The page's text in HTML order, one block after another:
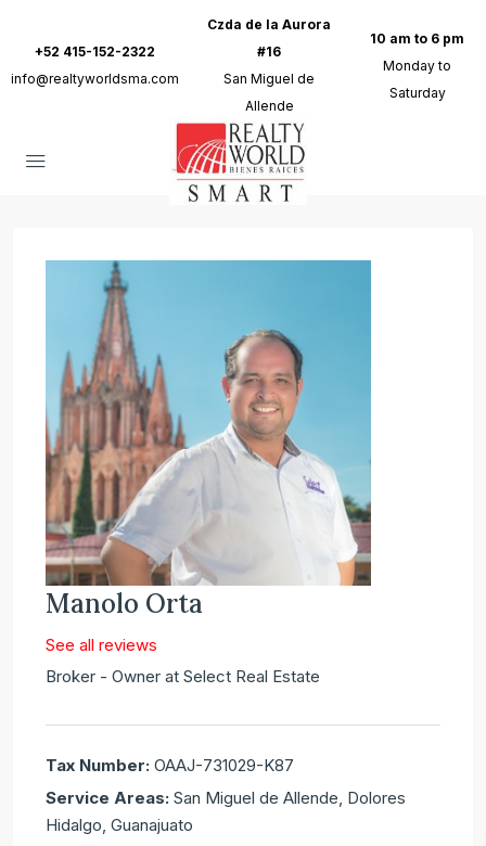
+52 415-152-2322
info@realtyworldsma.com
Czda de la Aurora
#16
San Miguel de
Allende
10 am to 6 pm
Monday to
Saturday
Manolo Orta
See all reviews
Broker - Owner at Select Real Estate
Tax Number: OAAJ-731029-K87
Service Areas: San Miguel de Allende, Dolores
Hidalgo, Guanajuato